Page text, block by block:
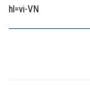
hl=vi-VN